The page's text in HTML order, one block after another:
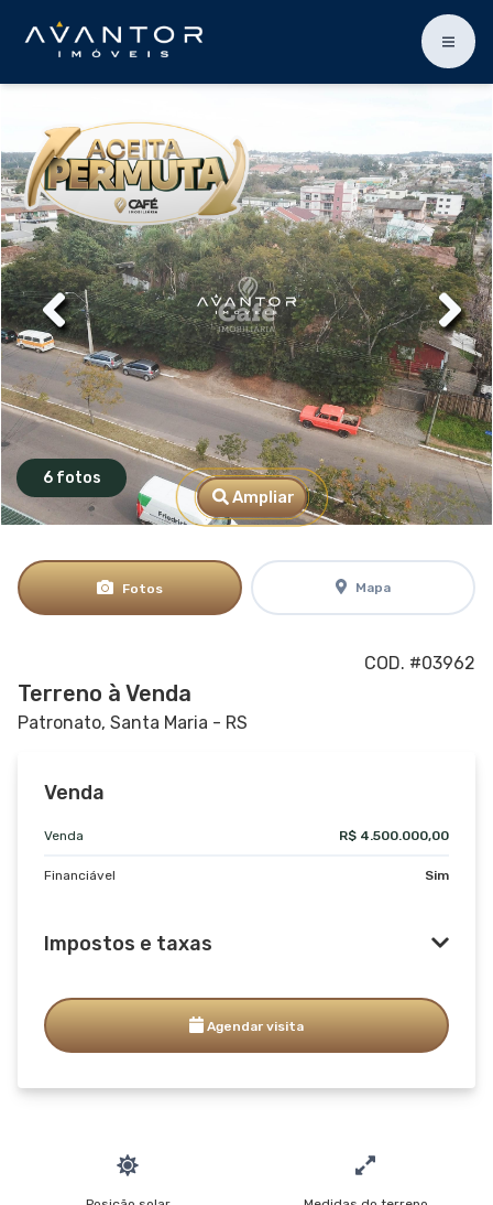
6 fotos
Ampliar
Fotos Mapa
COD. #03962
Terreno à Venda
Patronato, Santa Maria - RS
Venda
Venda R$ 4.500.000,00
Financiável Sim
Impostos e taxas
Agendar visita